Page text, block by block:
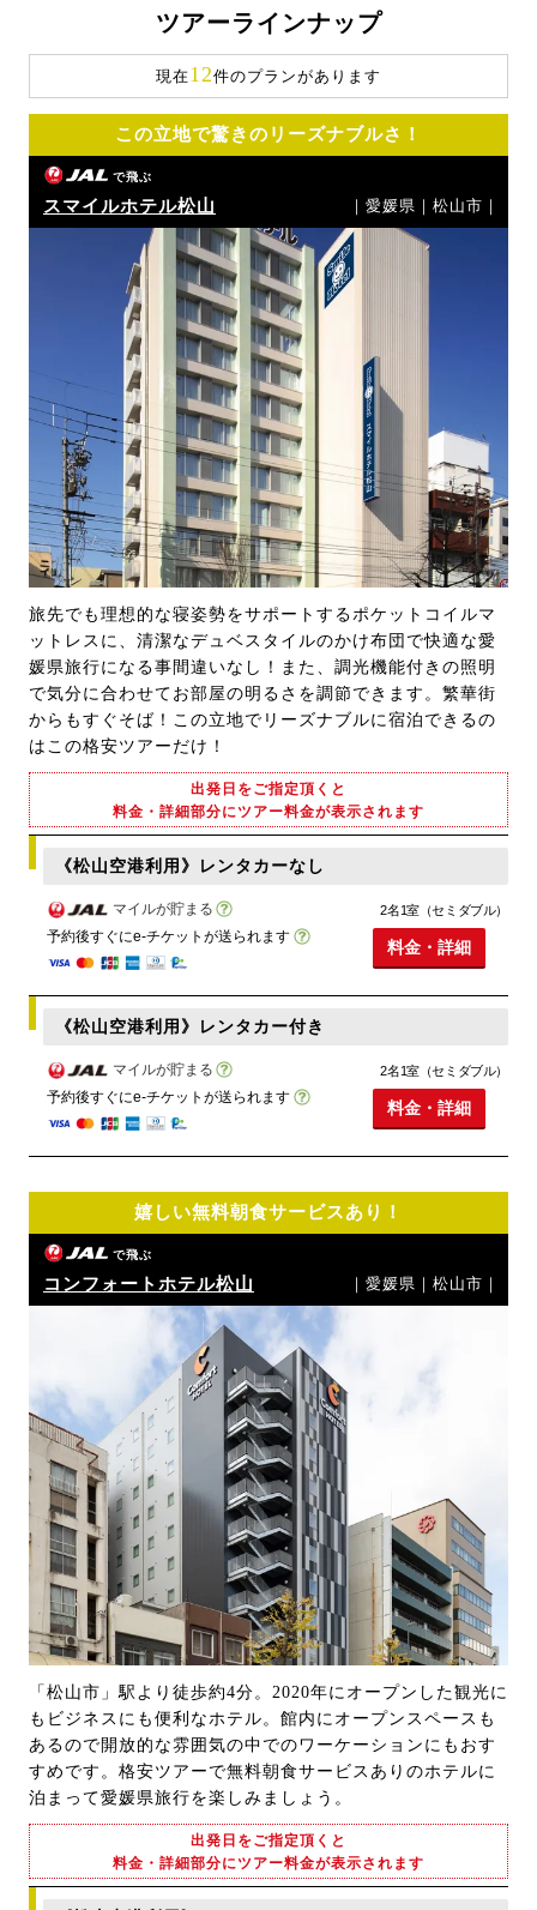
ツアーラインナップ
現在12件のプランがあります
この立地で驚きのリーズナブルさ！
で飛ぶ
スマイルホテル松山 ｜愛媛県｜松山市｜
旅先でも理想的な寝姿勢をサポートするポケットコイルマ
ットレスに、清潔なデュベスタイルのかけ布団で快適な愛
媛県旅行になる事間違いなし！また、調光機能付きの照明
で気分に合わせてお部屋の明るさを調節できます。繁華街
からもすぐそば！この立地でリーズナブルに宿泊できるの
はこの格安ツアーだけ！
出発日をご指定頂くと
料金・詳細部分にツアー料金が表示されます
《松山空港利用》レンタカーなし
マイルが貯まる
予約後すぐにe-チケットが送られます
2名1室（セミダブル）
料金・詳細
《松山空港利用》レンタカー付き
マイルが貯まる
予約後すぐにe-チケットが送られます
2名1室（セミダブル）
料金・詳細
嬉しい無料朝食サービスあり！
で飛ぶ
コンフォートホテル松山 ｜愛媛県｜松山市｜
「松山市」駅より徒歩約4分。2020年にオープンした観光に
もビジネスにも便利なホテル。館内にオープンスペースも
あるので開放的な雰囲気の中でのワーケーションにもおす
すめです。格安ツアーで無料朝食サービスありのホテルに
泊まって愛媛県旅行を楽しみましょう。
出発日をご指定頂くと
料金・詳細部分にツアー料金が表示されます